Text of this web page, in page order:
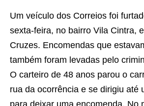
Um veículo dos Correios foi
sexta-feira, no bairro Vila Cintra,
Cruzes. Encomendas que
também foram levadas pelo
O carteiro de 48 anos parou o
rua da ocorrência e se dirigiu até
para deixar uma encomenda. No